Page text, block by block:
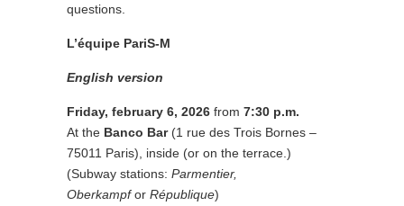
questions.
L’équipe PariS-M
English version
Friday, february 6, 2026 from 7:30 p.m.
At the Banco Bar(1 rue des Trois Bornes –
75011 Paris), inside (or on the terrace.)
(Subway stations: Parmentier,
Oberkampfor République)